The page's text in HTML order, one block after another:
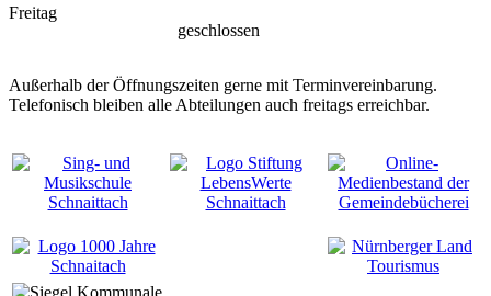
Freitag
geschlossen
Außerhalb der Öffnungszeiten gerne mit Terminvereinbarung.
Telefonisch bleiben alle Abteilungen auch freitags erreichbar.